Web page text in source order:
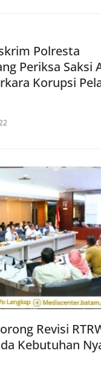
Polresta
Periksa Saksi
Korupsi
Revisi
Kebutuhan